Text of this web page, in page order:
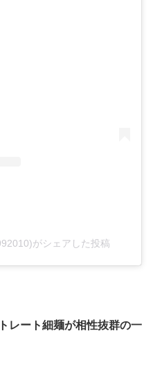
がシェアした投稿
レート細麺が相性抜群の一